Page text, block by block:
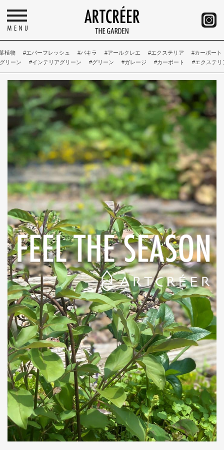
#エバーフレッシュ #パキラ #アールクレエ #エクステリア #カーポート
#
ン
#インテリアグリーン #グリーン #ガレージ #カーポート #エクステリア